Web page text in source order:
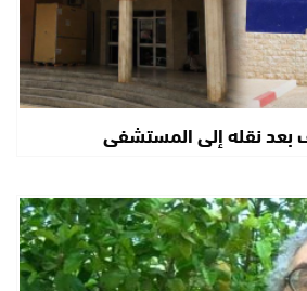
نقله إلى المستشفى